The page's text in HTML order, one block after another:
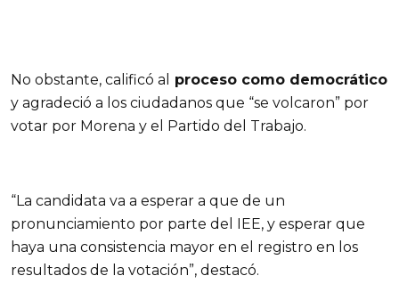
No obstante, calificó al
proceso como democrático
y agradeció a los ciudadanos que “se volcaron” por
votar por Morena y el Partido del Trabajo.
“La candidata va a esperar a que de un
pronunciamiento por parte del IEE, y esperar que
haya una consistencia mayor en el registro en los
resultados de la votación”, destacó.